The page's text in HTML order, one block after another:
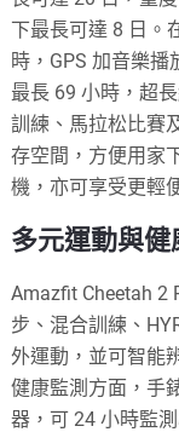
下最長可達 8 日。
時，GPS 加音樂
最長 69 小時，超
訓練、馬拉松比賽
存空間，方便用家
機，亦可享受更輕
多元運動與
Amazfit Cheetah 2
步、混合訓練、
外運動，並可智能
健康監測方面，手
器，可 24 小時監